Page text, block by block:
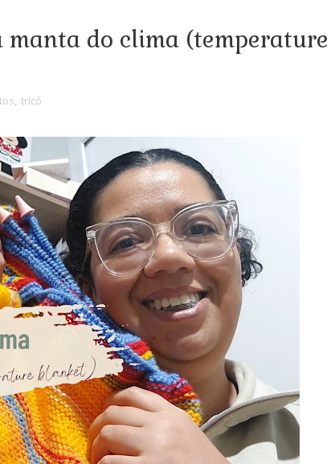
manta do clima (temperature
, tricô